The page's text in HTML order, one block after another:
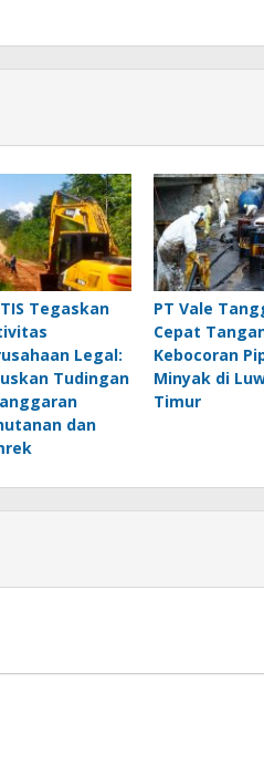
Tegaskan
Legal:
Tudingan
dan
PT Vale
Cepat
Kebocoran
Minyak di
Timur